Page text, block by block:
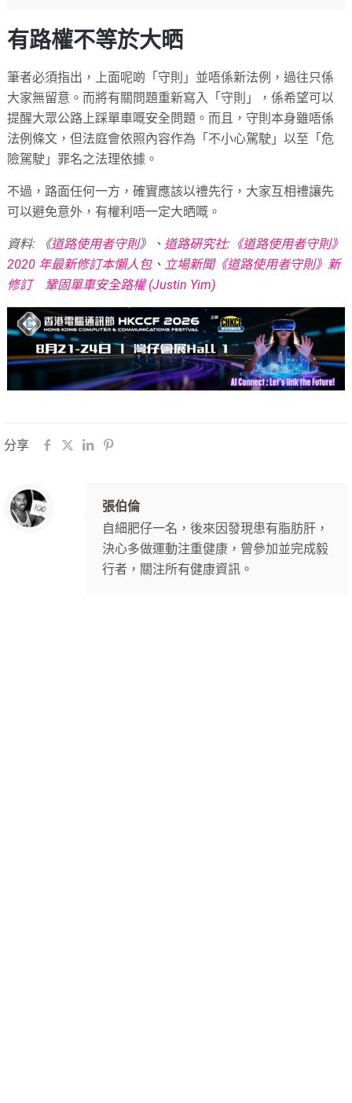
有路權不等於大晒
筆者必須指出，上面呢啲「守則」並唔係新法例，過往只係
大家無留意。而將有關問題重新寫入「守則」，係希望可以
提醒大眾公路上踩單車嘅安全問題。而且，守則本身雖唔係
法例條文，但法庭會依照內容作為「不小心駕駛」以至「危
險駕駛」罪名之法理依據。
不過，路面任何一方，確實應該以禮先行，大家互相禮讓先
可以避免意外，有權利唔一定大晒嘅。
資料: 《道路使用者守則》、 道路硏究社:《道路使用者守則》
2020 年最新修訂本懶人包、 立場新聞《道路使用者守則》新
修訂 鞏固單車安全路權 (Justin Yim)
分享
張伯倫
自細肥仔一名，後來因發現患有脂肪肝，
決心多做運動注重健康，曾參加並完成毅
行者，關注所有健康資訊。